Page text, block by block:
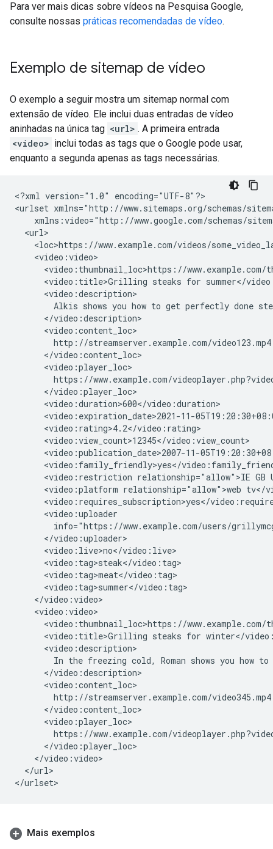
Para ver mais dicas sobre vídeos na Pesquisa Google,
consulte nossas práticas recomendadas de vídeo.
Exemplo de sitemap de vídeo
O exemplo a seguir mostra um sitemap normal com
extensão de vídeo. Ele inclui duas entradas de vídeo
aninhadas na única tag <url> . A primeira entrada
<video> inclui todas as tags que o Google pode usar,
enquanto a segunda apenas as tags necessárias.
<?xml version="1.0"
encoding="UTF-8"?>
<urlset
<video:title>Grilling steaks for
Alkis shows you how to get perfectly done
<video:restriction relationship="allow">IE GB
<video:platform relationship="allow">web
<video:title>Grilling steaks for
In the freezing cold, Roman shows you how to
</url>
</urlset>
Mais exemplos